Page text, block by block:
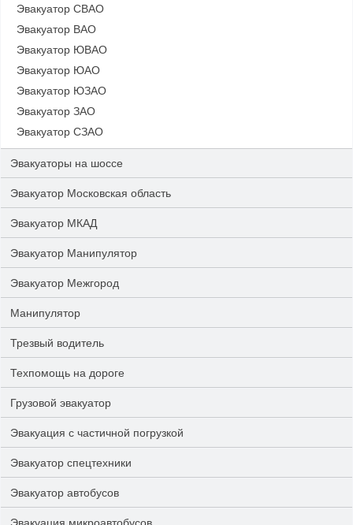
Эвакуатор СВАО
Эвакуатор ВАО
Эвакуатор ЮВАО
Эвакуатор ЮАО
Эвакуатор ЮЗАО
Эвакуатор ЗАО
Эвакуатор СЗАО
Эвакуаторы на шоссе
Эвакуатор Московская область
Эвакуатор МКАД
Эвакуатор Манипулятор
Эвакуатор Межгород
Манипулятор
Трезвый водитель
Техпомощь на дороге
Грузовой эвакуатор
Эвакуация с частичной погрузкой
Эвакуатор спецтехники
Эвакуатор автобусов